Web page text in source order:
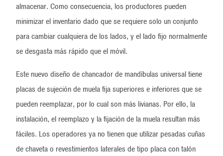
almacenar. Como consecuencia, los productores pueden
minimizar el inventario dado que se requiere solo un conjunto
para cambiar cualquiera de los lados, y el lado fijo normalmente
se desgasta más rápido que el móvil.
Este nuevo diseño de chancador de mandíbulas universal tiene
placas de sujeción de muela fija superiores e inferiores que se
pueden reemplazar, por lo cual son más livianas. Por ello, la
instalación, el reemplazo y la fijación de la muela resultan más
fáciles. Los operadores ya no tienen que utilizar pesadas cuñas
de chaveta o revestimientos laterales de tipo placa con talón